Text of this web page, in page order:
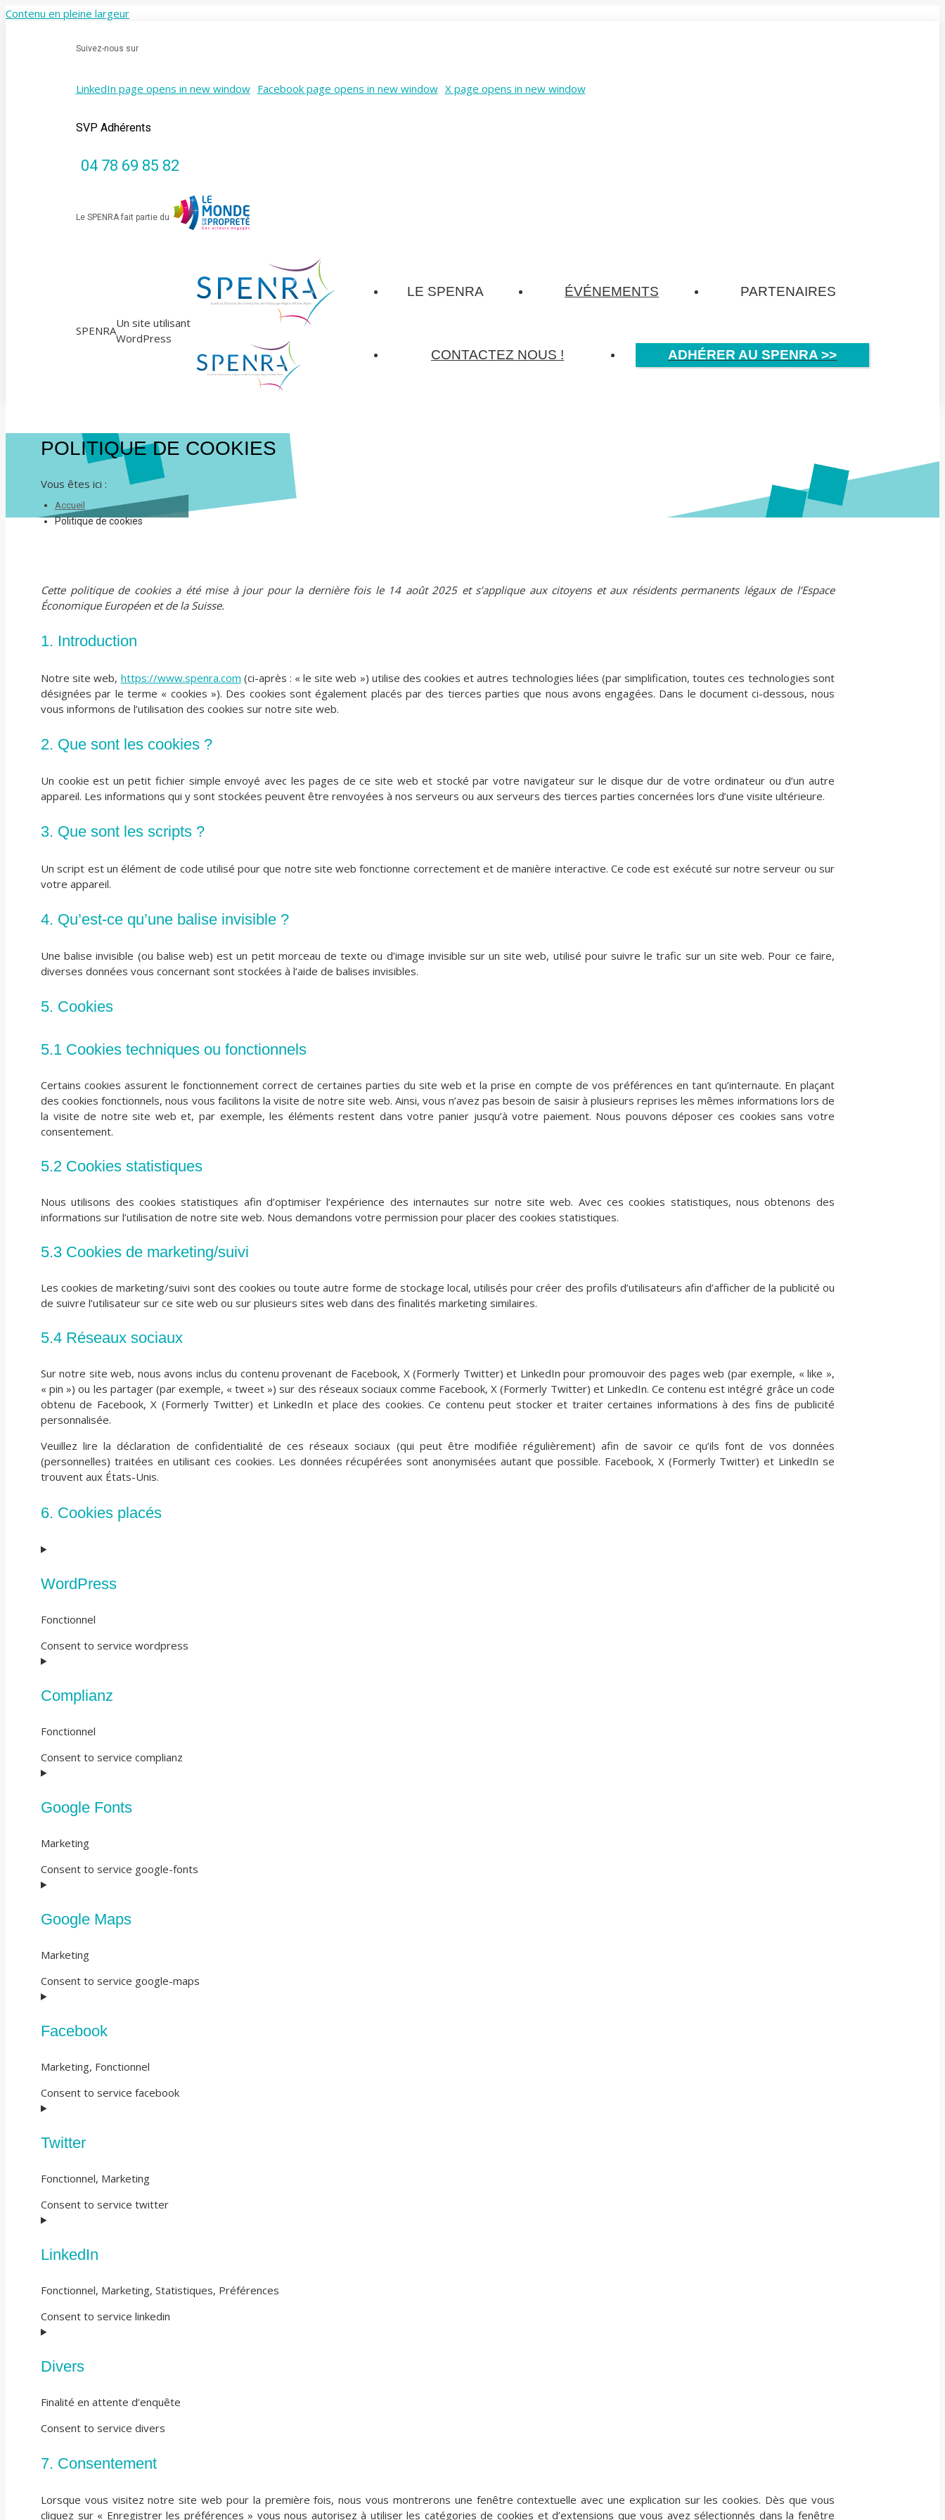
Contenu en pleine largeur
Suivez-nous sur
LinkedIn page opens in new window Facebook page opens in new window X page opens in new window
SVP Adhérents
04 78 69 85 82
Le SPENRA fait partie du
SPENRA
Un site utilisant
WordPress
LE SPENRA ÉVÉNEMENTS PARTENAIRES
CONTACTEZ NOUS ! ADHÉRER AU SPENRA >>
POLITIQUE DE COOKIES
Vous êtes ici :
Accueil
Politique de cookies
Cette politique de cookies a été mise à jour pour la dernière fois le 14 août 2025 et s’applique aux citoyens et aux résidents permanents légaux de l’Espace
Économique Européen et de la Suisse.
1. Introduction
Notre site web, https://www.spenra.com (ci-après : « le site web ») utilise des cookies et autres technologies liées (par simplification, toutes ces technologies sont
désignées par le terme « cookies »). Des cookies sont également placés par des tierces parties que nous avons engagées. Dans le document ci-dessous, nous
vous informons de l’utilisation des cookies sur notre site web.
2. Que sont les cookies ?
Un cookie est un petit fichier simple envoyé avec les pages de ce site web et stocké par votre navigateur sur le disque dur de votre ordinateur ou d’un autre
appareil. Les informations qui y sont stockées peuvent être renvoyées à nos serveurs ou aux serveurs des tierces parties concernées lors d’une visite ultérieure.
3. Que sont les scripts ?
Un script est un élément de code utilisé pour que notre site web fonctionne correctement et de manière interactive. Ce code est exécuté sur notre serveur ou sur
votre appareil.
4. Qu’est-ce qu’une balise invisible ?
Une balise invisible (ou balise web) est un petit morceau de texte ou d’image invisible sur un site web, utilisé pour suivre le trafic sur un site web. Pour ce faire,
diverses données vous concernant sont stockées à l’aide de balises invisibles.
5. Cookies
5.1 Cookies techniques ou fonctionnels
Certains cookies assurent le fonctionnement correct de certaines parties du site web et la prise en compte de vos préférences en tant qu’internaute. En plaçant
des cookies fonctionnels, nous vous facilitons la visite de notre site web. Ainsi, vous n’avez pas besoin de saisir à plusieurs reprises les mêmes informations lors de
la visite de notre site web et, par exemple, les éléments restent dans votre panier jusqu’à votre paiement. Nous pouvons déposer ces cookies sans votre
consentement.
5.2 Cookies statistiques
Nous utilisons des cookies statistiques afin d’optimiser l’expérience des internautes sur notre site web. Avec ces cookies statistiques, nous obtenons des
informations sur l’utilisation de notre site web. Nous demandons votre permission pour placer des cookies statistiques.
5.3 Cookies de marketing/suivi
Les cookies de marketing/suivi sont des cookies ou toute autre forme de stockage local, utilisés pour créer des profils d’utilisateurs afin d’afficher de la publicité ou
de suivre l’utilisateur sur ce site web ou sur plusieurs sites web dans des finalités marketing similaires.
5.4 Réseaux sociaux
Sur notre site web, nous avons inclus du contenu provenant de Facebook, X (Formerly Twitter) et LinkedIn pour promouvoir des pages web (par exemple, « like »,
« pin ») ou les partager (par exemple, « tweet ») sur des réseaux sociaux comme Facebook, X (Formerly Twitter) et LinkedIn. Ce contenu est intégré grâce un code
obtenu de Facebook, X (Formerly Twitter) et LinkedIn et place des cookies. Ce contenu peut stocker et traiter certaines informations à des fins de publicité
personnalisée.
Veuillez lire la déclaration de confidentialité de ces réseaux sociaux (qui peut être modifiée régulièrement) afin de savoir ce qu’ils font de vos données
(personnelles) traitées en utilisant ces cookies. Les données récupérées sont anonymisées autant que possible. Facebook, X (Formerly Twitter) et LinkedIn se
trouvent aux États-Unis.
6. Cookies placés
WordPress
Fonctionnel
Consent to service wordpress
Complianz
Fonctionnel
Consent to service complianz
Google Fonts
Marketing
Consent to service google-fonts
Google Maps
Marketing
Consent to service google-maps
Facebook
Marketing, Fonctionnel
Consent to service facebook
Twitter
Fonctionnel, Marketing
Consent to service twitter
LinkedIn
Fonctionnel, Marketing, Statistiques, Préférences
Consent to service linkedin
Divers
Finalité en attente d’enquête
Consent to service divers
7. Consentement
Lorsque vous visitez notre site web pour la première fois, nous vous montrerons une fenêtre contextuelle avec une explication sur les cookies. Dès que vous
cliquez sur « Enregistrer les préférences » vous nous autorisez à utiliser les catégories de cookies et d’extensions que vous avez sélectionnés dans la fenêtre